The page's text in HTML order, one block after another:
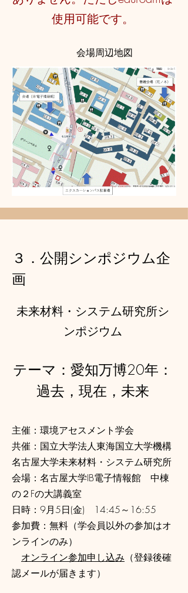
使用可能です。
​会場周辺地図
３．公開シンポジウム企
画
未来材料・システム研究所シ
ンポジウム
テーマ：愛知万博20年：
過去，現在，未来
主催：環境アセスメント学会
共催：国立大学法人東海国立大学機構
名古屋大学未来材料・システム研究所
会場：名古屋大学IB電子情報館 中棟
の２Fの大講義室
​日時：9月5日(金) 14:45～16:55
参加費：無料（学会員以外の参加はオ
ンラインのみ）
オンライン参加申し込み （登録後確
認メールが届きます）